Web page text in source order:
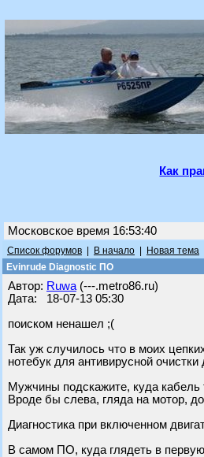
Как
Московское время 16:53:40
Список форумов В начало Новая тема
Evinrude Diagnostic ПО
Автор: Ruwa (---.metro86.ru)
Дата: 18-07-13 05:30
поиском ненашел ;(
Так уж случилось что в моих
нотебук для антивирусной очистки
Мужчины подскажите, куда кабель
Вроде бы слева, гляда на мотор,
Диагностика при включенном
В самом ПО, куда глядеть в